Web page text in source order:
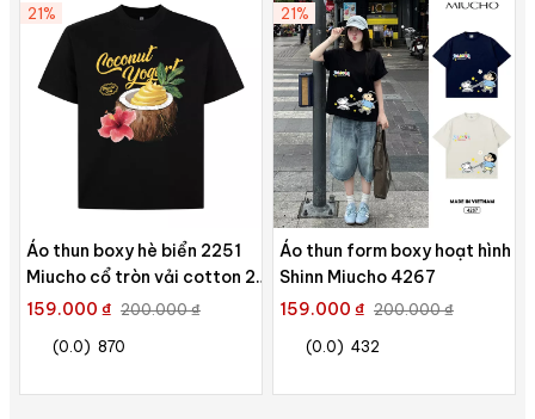
21%
Áo thun boxy hè biển 2251
Miucho cổ tròn vải cotton 2c
250gsm đứng form in mix
159.000 ₫ 200.000 ₫
(0.0) 870
21%
Áo thun form boxy hoạt hình
Shinn Miucho 4267
159.000 ₫ 200.000 ₫
(0.0) 432